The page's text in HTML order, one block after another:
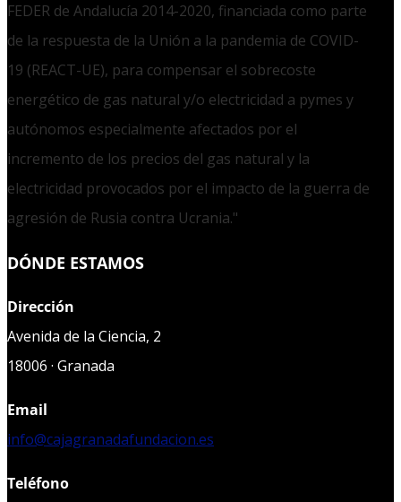
FEDER de Andalucía 2014-2020, financiada como parte
de la respuesta de la Unión a la pandemia de COVID-
19 (REACT-UE), para compensar el sobrecoste
energético de gas natural y/o electricidad a pymes y
autónomos especialmente afectados por el
incremento de los precios del gas natural y la
electricidad provocados por el impacto de la guerra de
agresión de Rusia contra Ucrania."
DÓNDE ESTAMOS
Dirección
Avenida de la Ciencia, 2
18006 · Granada
Email
info@cajagranadafundacion.es
Teléfono